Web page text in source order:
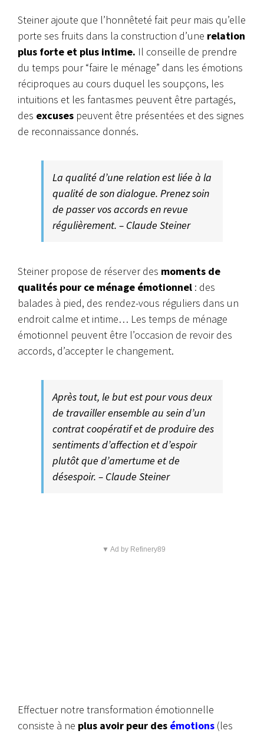
Steiner ajoute que l’honnêteté fait peur mais qu’elle
porte ses fruits dans la construction d’une relation
plus forte et plus intime. Il conseille de prendre
du temps pour “faire le ménage” dans les émotions
réciproques au cours duquel les soupçons, les
intuitions et les fantasmes peuvent être partagés,
des excuses peuvent être présentées et des signes
de reconnaissance donnés.
La qualité d’une relation est liée à la
qualité de son dialogue. Prenez soin
de passer vos accords en revue
régulièrement. – Claude Steiner
Steiner propose de réserver des moments de
qualités pour ce ménage émotionnel : des
balades à pied, des rendez-vous réguliers dans un
endroit calme et intime… Les temps de ménage
émotionnel peuvent être l’occasion de revoir des
accords, d’accepter le changement.
Après tout, le but est pour vous deux
de travailler ensemble au sein d’un
contrat coopératif et de produire des
sentiments d’affection et d’espoir
plutôt que d’amertume et de
désespoir. – Claude Steiner
▼ Ad by Refinery89
Effectuer notre transformation émotionnelle
consiste à ne plus avoir peur des émotions (les